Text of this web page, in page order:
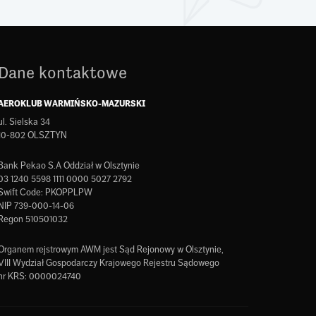
kontaktowe
WARMIŃSKO-MAZURSKI
Sielska 34
802 OLSZTYN
Pekao S.A Oddział w Olsztynie
1240 5598 1111 0000 5027 2792
Code: PKOPPLPW
739-000-14-06
510501032
rejstrowym AWM jest Sąd Rejonowy w Olsztynie,
Wydział Gospodarczy Krajowego Rejestru Sądowego
KRS: 0000024740